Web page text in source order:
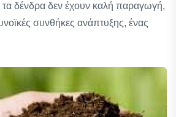
τα δένδρα δεν έχουν καλή παραγωγή,
συνθήκες ανάπτυξης, ένας